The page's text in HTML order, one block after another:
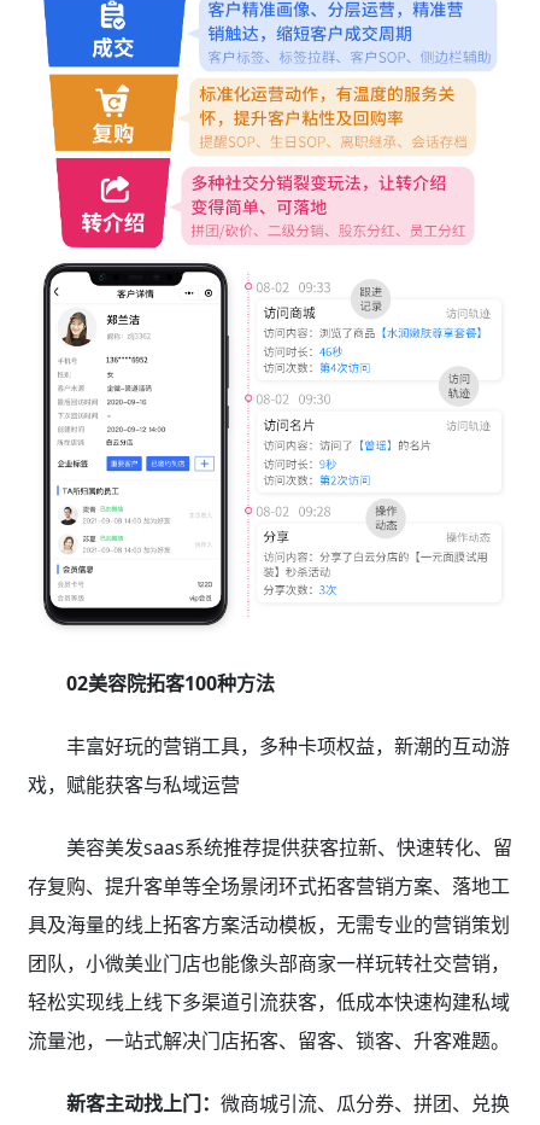
02美容院拓客100种方法
丰富好玩的营销工具，多种卡项权益，新潮的互动游
戏，赋能获客与私域运营
美容美发saas系统推荐提供获客拉新、快速转化、留
存复购、提升客单等全场景闭环式拓客营销方案、落地工
具及海量的线上拓客方案活动模板，无需专业的营销策划
团队，小微美业门店也能像头部商家一样玩转社交营销，
轻松实现线上线下多渠道引流获客，低成本快速构建私域
流量池，一站式解决门店拓客、留客、锁客、升客难题。
新客主动找上门： 微商城引流、瓜分券、拼团、兑换